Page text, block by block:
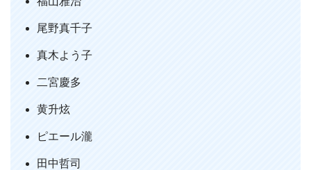
続けにみてたので、ちゃんとした演技を
見れてよかった。あと、チョイ役の樹木
28, 2019
尾野真千子
真木よう子
二宮慶多
黄升炫
ピエール瀧
田中哲司